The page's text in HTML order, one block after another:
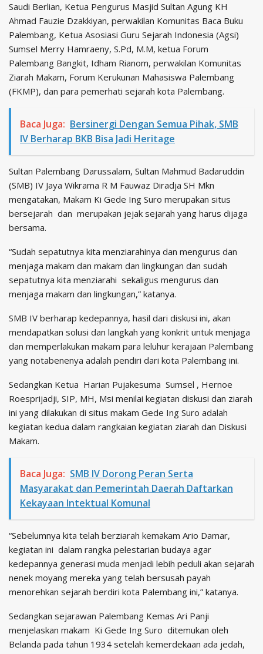
Saudi Berlian, Ketua Pengurus Masjid Sultan Agung KH
Ahmad Fauzie Dzakkiyan, perwakilan Komunitas Baca Buku
Palembang, Ketua Asosiasi Guru Sejarah Indonesia (Agsi)
Sumsel Merry Hamraeny, S.Pd, M.M, ketua Forum
Palembang Bangkit, Idham Rianom, perwakilan Komunitas
Ziarah Makam, Forum Kerukunan Mahasiswa Palembang
(FKMP), dan para pemerhati sejarah kota Palembang.
Baca Juga: Bersinergi Dengan Semua Pihak, SMB
IV Berharap BKB Bisa Jadi Heritage
Sultan Palembang Darussalam, Sultan Mahmud Badaruddin
(SMB) IV Jaya Wikrama R M Fauwaz Diradja SH Mkn
mengatakan, Makam Ki Gede Ing Suro merupakan situs
bersejarah dan merupakan jejak sejarah yang harus dijaga
bersama.
“Sudah sepatutnya kita menziarahinya dan mengurus dan
menjaga makam dan makam dan lingkungan dan sudah
sepatutnya kita menziarahi sekaligus mengurus dan
menjaga makam dan lingkungan,” katanya.
SMB IV berharap kedepannya, hasil dari diskusi ini, akan
mendapatkan solusi dan langkah yang konkrit untuk menjaga
dan memperlakukan makam para leluhur kerajaan Palembang
yang notabenenya adalah pendiri dari kota Palembang ini.
Sedangkan Ketua Harian Pujakesuma Sumsel , Hernoe
Roesprijadji, SIP, MH, Msi menilai kegiatan diskusi dan ziarah
ini yang dilakukan di situs makam Gede Ing Suro adalah
kegiatan kedua dalam rangkaian kegiatan ziarah dan Diskusi
Makam.
Baca Juga: SMB IV Dorong Peran Serta
Masyarakat dan Pemerintah Daerah Daftarkan
Kekayaan Intektual Komunal
“Sebelumnya kita telah berziarah kemakam Ario Damar,
kegiatan ini dalam rangka pelestarian budaya agar
kedepannya generasi muda menjadi lebih peduli akan sejarah
nenek moyang mereka yang telah bersusah payah
menorehkan sejarah berdiri kota Palembang ini,” katanya.
Sedangkan sejarawan Palembang Kemas Ari Panji
menjelaskan makam Ki Gede Ing Suro ditemukan oleh
Belanda pada tahun 1934 setelah kemerdekaan ada jedah,